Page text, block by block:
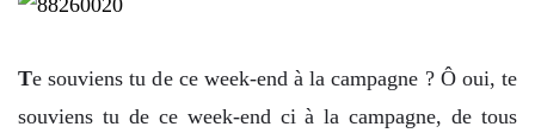
Te souviens tu de ce week-end à la campagne ? Ô oui, te
souviens tu de ce week-end ci à la campagne, de tous